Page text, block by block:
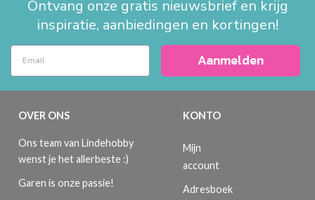
Ontvang onze gratis nieuwsbrief en krijg
inspiratie, aanbiedingen en kortingen!
Aanmelden
OVER ONS
Ons team van Lindehobby
wenst je het allerbeste :)
Garen is onze passie!
KONTO
Mijn
account
Adresboek